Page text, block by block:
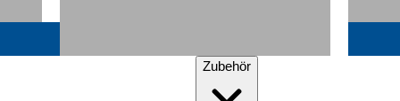
Matratzenauflagen
Zubehör